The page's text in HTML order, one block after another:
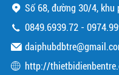
Số 68, đường 30/4, khu
0849.6939.72 -
http://